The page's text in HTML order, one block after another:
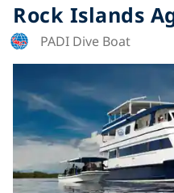
Rock Islands
PADI Dive Boat